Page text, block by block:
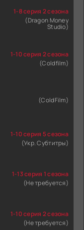
1-8 серия 2 сезона
(Dragon Money
Studio)
1-10 серия 2 сезона
(Coldfilm)
(ColdFilm)
1-10 серия 5 сезона
(Укр. Субтитры)
1-13 серия 1 сезона
(Не требуется)
1-10 серия 2 сезона
(Не требуется)